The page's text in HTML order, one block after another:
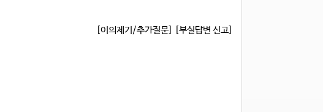
[이의제기/추가질문] [부실답변 신고]